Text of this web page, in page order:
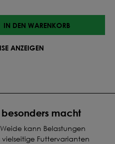
macht
kann Belastungen
Futtervarianten
IN DEN WARENKORB
ANZEIGEN